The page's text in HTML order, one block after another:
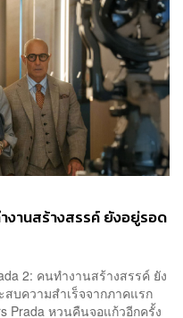
งานสร้างสรรค์ ยังอยู่รอด
2: คนทำงานสร้างสรรค์ ยัง
บความสำเร็จจากภาคแรก
Prada หวนคืนจอแก้วอีกครั้ง